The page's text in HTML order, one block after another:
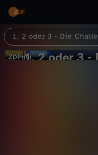
1, 2 oder 3 - Die
ZDFtivi
1
1, 2 oder 3 -